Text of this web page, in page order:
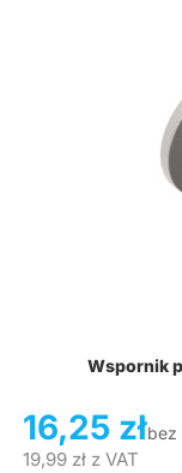
Wspornik
16,25 złbez
19,99 złz VAT